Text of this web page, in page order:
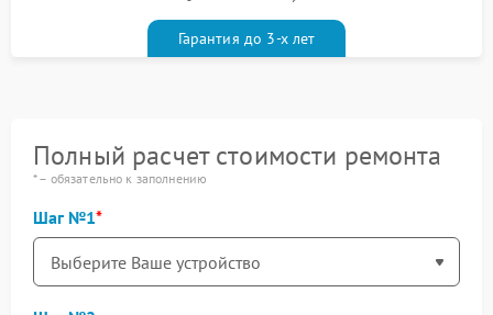
гарантийным талоном бесплатно
Гарантия до 3-х лет
Полный расчет стоимости ремонта
* – обязательно к заполнению
Шаг №1